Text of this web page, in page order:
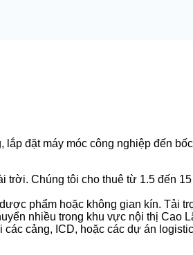
đặt máy móc công nghiệp đến
Chúng tôi cho thuê từ 1.5 đến
phẩm hoặc không gian kín. Tải
nhiều trong khu vực nội thị Cao
cảng, ICD, hoặc các dự án